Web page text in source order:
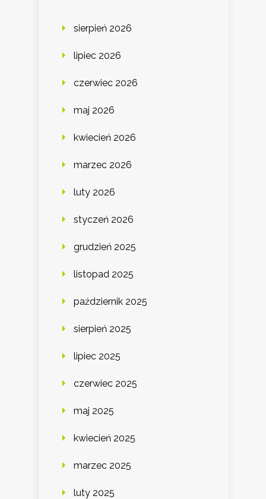
sierpień 2026
lipiec 2026
czerwiec 2026
maj 2026
kwiecień 2026
marzec 2026
luty 2026
styczeń 2026
grudzień 2025
listopad 2025
październik 2025
sierpień 2025
lipiec 2025
czerwiec 2025
maj 2025
kwiecień 2025
marzec 2025
luty 2025